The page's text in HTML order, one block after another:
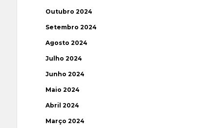
Outubro 2024
Setembro 2024
Agosto 2024
Julho 2024
Junho 2024
Maio 2024
Abril 2024
Março 2024